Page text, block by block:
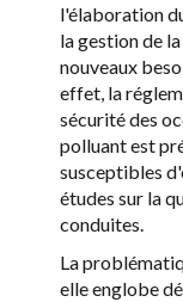
l'élaboration
la gestion de
nouveaux
effet, la
sécurité des
polluant est
susceptibles
études sur la
conduites.
La
elle englobe